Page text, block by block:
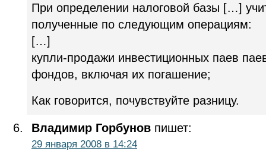
При определении налоговой базы […]
полученные по следующим операциям:
[…]
купли-продажи инвестиционных паев
фондов, включая их погашение;
Как говорится, почувствуйте разницу.
Владимир Горбунов пишет:
29 января 2008 в 14:24